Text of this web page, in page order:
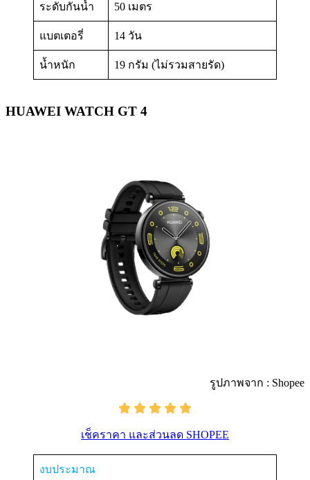
ระดับกันน้ำ 50 เมตร
แบตเตอรี่ 14 วัน
น้ำหนัก 19 กรัม (ไม่รวมสายรัด)
HUAWEI WATCH GT 4
รูปภาพจาก : Shopee
เช็คราคา และส่วนลด SHOPEE
งบประมาณ